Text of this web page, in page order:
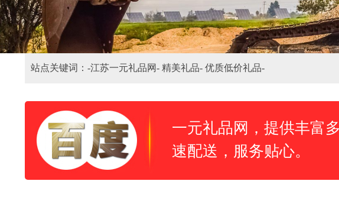
站点关键词：-江苏一元礼品网- 精美礼品- 优质低价礼品-
一元礼品网，提供丰富
速配送，服务贴心。